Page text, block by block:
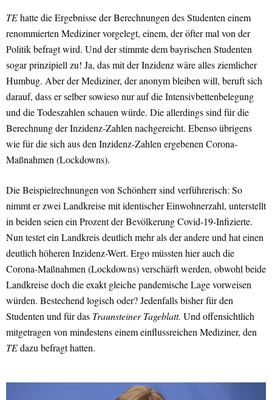
TEhatte die Ergebnisse der Berechnungen des Studenten einem
renommierten Mediziner vorgelegt, einem, der öfter mal von der
Politik befragt wird. Und der stimmte dem bayrischen Studenten
sogar prinzipiell zu! Ja, das mit der Inzidenz wäre alles ziemlicher
Humbug. Aber der Mediziner, der anonym bleiben will, beruft sich
darauf, dass er selber sowieso nur auf die Intensivbettenbelegung
und die Todeszahlen schauen würde. Die allerdings sind für die
Berechnung der Inzidenz-Zahlen nachgereicht. Ebenso übrigens
wie für die sich aus den Inzidenz-Zahlen ergebenen Corona-
Maßnahmen (Lockdowns).
Die Beispielrechnungen von Schönherr sind verführerisch: So
nimmt er zwei Landkreise mit identischer Einwohnerzahl, unterstellt
in beiden seien ein Prozent der Bevölkerung Covid-19-Infizierte.
Nun testet ein Landkreis deutlich mehr als der andere und hat einen
deutlich höheren Inzidenz-Wert. Ergo müssten hier auch die
Corona-Maßnahmen (Lockdowns) verschärft werden, obwohl beide
Landkreise doch die exakt gleiche pandemische Lage vorweisen
würden. Bestechend logisch oder? Jedenfalls bisher für den
Studenten und für das Traunsteiner Tageblatt. Und offensichtlich
mitgetragen von mindestens einem einflussreichen Mediziner, den
TEdazu befragt hatten.